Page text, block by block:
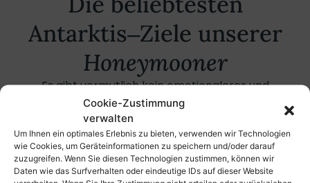
Cookie-Zustimmung
verwalten
Um Ihnen ein optimales Erlebnis zu bieten, verwenden wir Technologien
wie Cookies, um Geräteinformationen zu speichern und/oder darauf
zuzugreifen. Wenn Sie diesen Technologien zustimmen, können wir
Daten wie das Surfverhalten oder eindeutige IDs auf dieser Website
Antarktis‒Ziele unserer
Honeymooner
Es gibt vermutlich kein emotionaleres und
einzigartigeres „Once-in-a-Lifetime“ Erlebnis als
die eigene Hochzeitsreise
. Vom türkisblauen Eis
der Paradise Bay über die raue Schönheit der Süd-
Shetland-Inseln bis zur stillen Magie der Gerlache-
Straße – diese Orte berühren. Auch Cuverville